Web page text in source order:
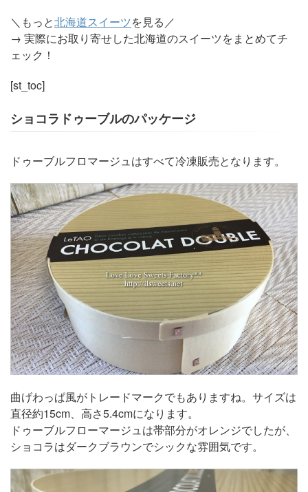
＼もっと北海道スイーツを見る／
→ 実際にお取り寄せした北海道のスイーツをまとめてチ
ェック！
[st_toc]
ショコラドゥーブルのパッケージ
ドゥーブルフロマージュはすべて冷凍販売となります。
曲げわっぱ風がトレードマークでもありますね。サイズは
直径約15cm、高さ5.4cmになります。
ドゥーブルフローマージュは帯部分がオレンジでしたが、
ショコラはダークブラウンでシックな雰囲気です。